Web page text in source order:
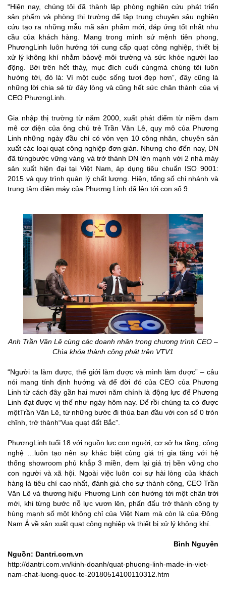
“Hiện nay, chúng tôi đã thành lập phòng nghiên cứu phát triển
sản phẩm và phòng thị trường để tập trung chuyên sâu nghiên
cứu tạo ra những mẫu mã sản phẩm mới, đáp ứng tốt nhất nhu
cầu của khách hàng. Mang trong mình sứ mệnh tiên phong,
PhươngLinh luôn hướng tới cung cấp quạt công nghiệp, thiết bị
xử lý không khí nhằm bảovệ môi trường và sức khỏe người lao
động. Bởi trên hết thảy, mục đích cuối cùngmà chúng tôi luôn
hướng tới, đó là: Vì một cuộc sống tươi đẹp hơn”, đây cũng là
những lời chia sẻ từ đáy lòng và cũng hết sức chân thành của vị
CEO PhươngLinh.
Gia nhập thị trường từ năm 2000, xuất phát điểm từ niềm đam
mê cơ điện của ông chủ trẻ Trần Văn Lê, quy mô của Phương
Linh những ngày đầu chỉ có vỏn vẹn 10 công nhân, chuyên sản
xuất các loại quạt công nghiệp đơn giản. Nhưng cho đến nay, DN
đã từngbước vững vàng và trở thành DN lớn mạnh với 2 nhà máy
sản xuất hiện đại tại Việt Nam, áp dụng tiêu chuẩn ISO 9001:
2015 và quy trình quản lý chất lượng. Hiện, tổng số chi nhánh và
trung tâm điện máy của Phương Linh đã lên tới con số 9.
Anh Trần Văn Lê cùng các doanh nhân trong chương trình CEO –
Chìa khóa thành công phát trên VTV1
“Người ta làm được, thế giới làm được và mình làm được” – câu
nói mang tính định hướng và để đời đó của CEO của Phương
Linh từ cách đây gần hai mươi năm chính là động lực để Phương
Linh đạt được vị thế như ngày hôm nay. Để rồi chúng ta có được
mộtTrần Văn Lê, từ những bước đi thủa ban đầu với con số 0 tròn
chĩnh, trở thành“Vua quạt đất Bắc”.
PhươngLinh tuổi 18 với nguồn lực con người, cơ sở hạ tầng, công
nghệ …luôn tạo nên sự khác biệt cùng giá trị gia tăng với hệ
thống showroom phủ khắp 3 miền, đem lại giá trị bền vững cho
con người và xã hội. Ngoài việc luôn coi sự hài lòng của khách
hàng là tiêu chí cao nhất, đánh giá cho sự thành công, CEO Trần
Văn Lê và thương hiệu Phương Linh còn hướng tới một chân trời
mới, khi từng bước nỗ lực vươn lên, phấn đấu trở thành công ty
hùng mạnh số một không chỉ của Việt Nam mà còn là của Đông
Nam Á về sản xuất quạt công nghiệp và thiết bị xử lý không khí.
Bình Nguyên
Nguồn: Dantri.com.vn
http://dantri.com.vn/kinh-doanh/quat-phuong-linh-made-in-viet-
nam-chat-luong-quoc-te-20180514100110312.htm